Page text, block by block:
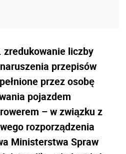
zredukowanie liczby
przepisów
przez osobę
pojazdem
– w związku z
rozporządzenia
Ministerstwa Spraw